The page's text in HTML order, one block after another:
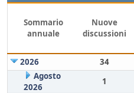
Sommario
annuale
Nuove
discussioni
2026
34
Agosto
2026
1